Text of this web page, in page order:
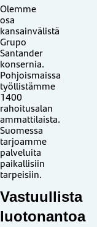
Olemme
osa
kansainvälistä
Grupo
Santander
konsernia.
Pohjoismaissa
työllistämme
1400
rahoitusalan
ammattilaista.
Suomessa
tarjoamme
palveluita
paikallisiin
tarpeisiin.
Vastuullista
luotonantoa